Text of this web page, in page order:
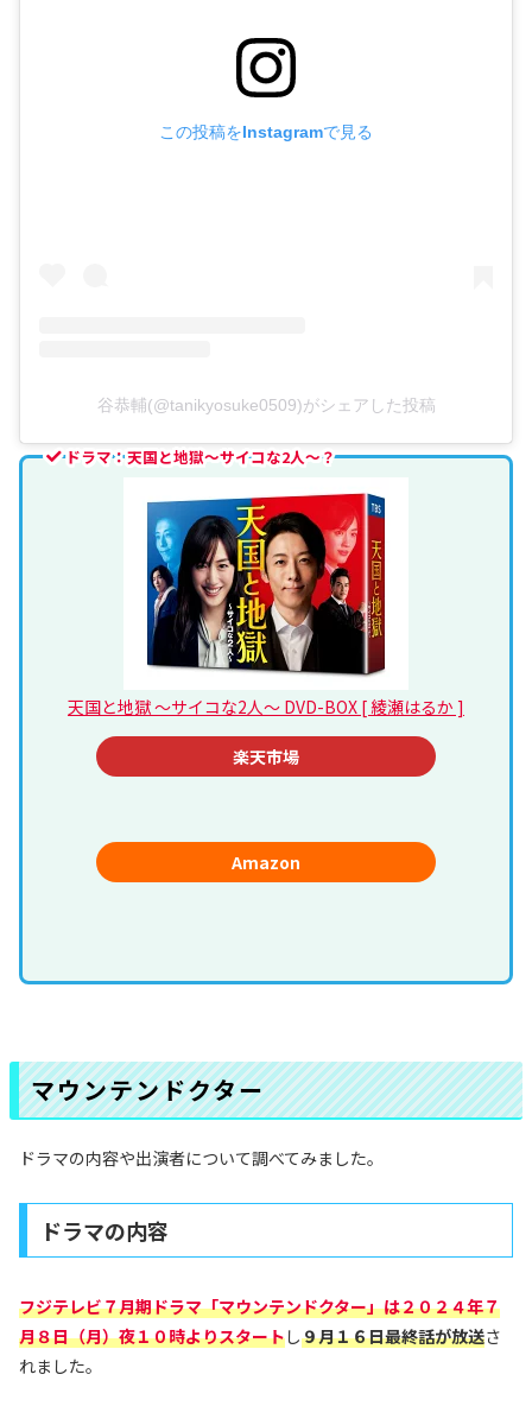
この投稿をInstagramで見る
谷恭輔(@tanikyosuke0509)がシェアした投稿
ドラマ：天国と地獄〜サイコな2人〜？
天国と地獄 ～サイコな2人～ DVD-BOX [ 綾瀬はるか ]
楽天市場
Amazon
マウンテンドクター
ドラマの内容や出演者について調べてみました。
ドラマの内容
フジテレビ７月期ドラマ「マウンテンドクター」は２０２４年７
月８日（月）夜１０時よりスタートし９月１６日最終話が放送さ
れました。